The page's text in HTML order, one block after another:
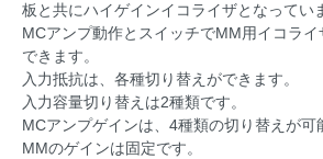
板と共にハイゲインイコライザとなってい
MCアンプ動作とスイッチでMM用イコライ
できます。
入力抵抗は、各種切り替えができます。
入力容量切り替えは2種類です。
MCアンプゲインは、4種類の切り替えが可
MMのゲインは固定です。